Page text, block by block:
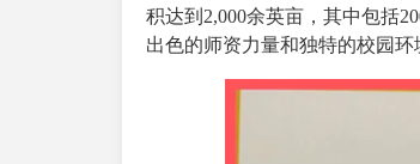
积达到2,000余英亩，其中包括
出色的师资力量和独特的校园环